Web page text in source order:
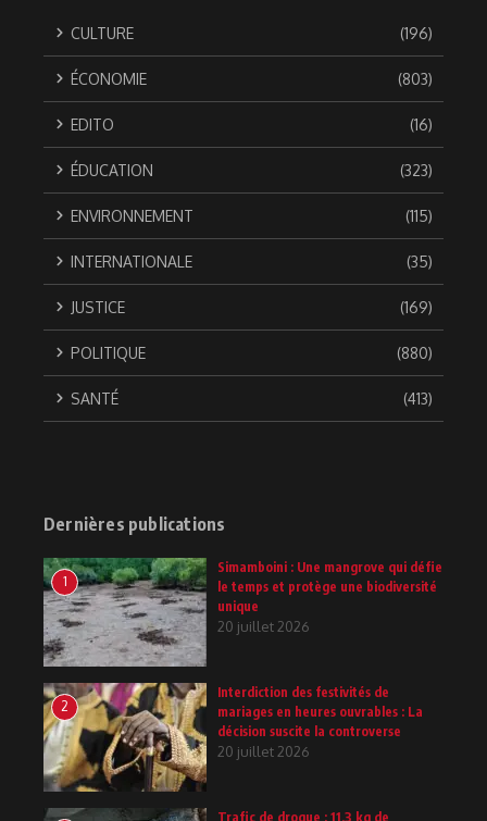
CULTURE (196)
ÉCONOMIE (803)
EDITO (16)
ÉDUCATION (323)
ENVIRONNEMENT (115)
INTERNATIONALE (35)
JUSTICE (169)
POLITIQUE (880)
SANTÉ (413)
Dernières publications
1
Simamboini : Une mangrove qui défie
le temps et protège une biodiversité
unique
20 juillet 2026
2
Interdiction des festivités de
mariages en heures ouvrables : La
décision suscite la controverse
20 juillet 2026
Trafic de drogue : 11,3 kg de